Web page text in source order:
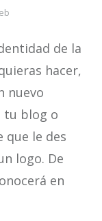
de la
hacer,
nuevo
tu blog o
que le des
logo. De
en